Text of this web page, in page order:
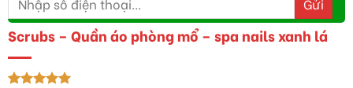
Scrubs – Quần áo phòng mổ – spa nails xanh lá